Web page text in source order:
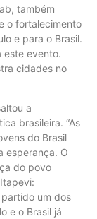
também
o fortalecimento
e para o Brasil.
este evento.
cidades no
a
brasileira. “As
do Brasil
esperança. O
do povo
um dos
e o Brasil já